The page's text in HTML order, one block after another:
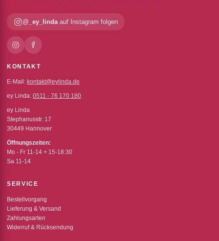
@_ey_lindaauf Instagram folgen
KONTAKT
E-Mail: kontakt@eylinda.de
ey Linda: 0511 - 76 170 180
ey Linda
Stephanusstr. 17
30449 Hannover
Öffnungszeiten:
Mo - Fr 11-14 + 15-18:30
Sa 11-14
SERVICE
Bestellvorgang
Lieferung & Versand
Zahlungsarten
Widerruf & Rücksendung